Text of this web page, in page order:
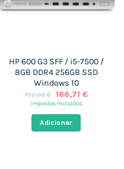
HP 600 G3 SFF / i5-7500 /
8GB DDR4 256GB SSD
Windows 10
792,00€ O
preço
era:
792,00 €.
166,71 €O
impostos incluídos
Adicionar